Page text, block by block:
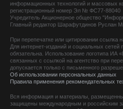
информационных технологий и массовых
регистрационный номер Эл № ФС77-88040
Учредитель Акционерное общество
Главный редактор Шарафутдинов Руслан
При перепечатке или цитировании ссылка
Для интернет-изданий и социальных сетей
обязательна. Использование логотипа ИА
связанных с ссылкой на агентство при
допускается только с письменного
Об использовании персональных данных
Правила применения рекомендательных
Вся информация и материалы,
защищены международным и российским